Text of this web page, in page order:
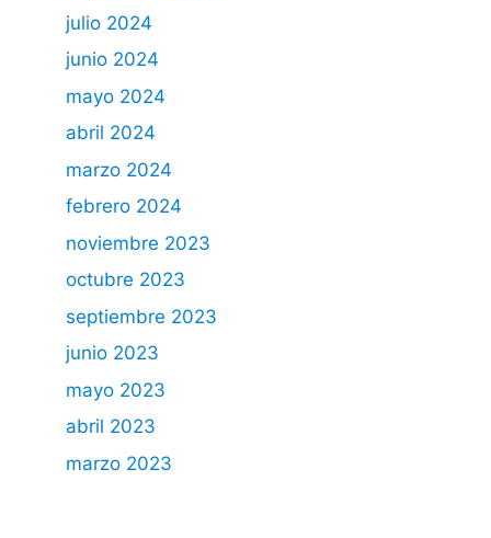
julio 2024
junio 2024
mayo 2024
abril 2024
marzo 2024
febrero 2024
noviembre 2023
octubre 2023
septiembre 2023
junio 2023
mayo 2023
abril 2023
marzo 2023